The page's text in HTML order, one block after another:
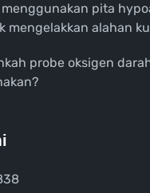
menggunakan pita
mengelakkan alahan
probe oksigen